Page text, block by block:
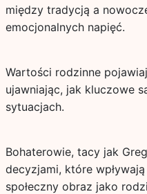
między tradycją a
emocjonalnych napięć.
Wartości rodzinne
ujawniając, jak kluczowe
sytuacjach.
Bohaterowie, tacy jak
decyzjami, które
społeczny obraz jako